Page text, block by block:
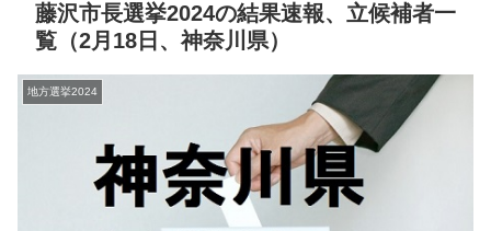
藤沢市長選挙2024の結果速報、立候補者一
覧（2月18日、神奈川県）
地方選挙2024